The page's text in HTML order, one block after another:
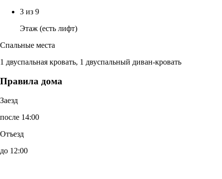
3 из 9
Этаж (есть лифт)
Спальные места
1 двуспальная кровать, 1 двуспальный диван-кровать
Правила дома
Заезд
после 14:00
Отъезд
до 12:00